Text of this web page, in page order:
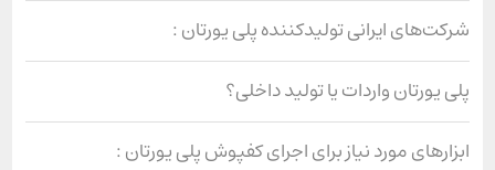
شرکت‌های ایرانی تولیدکننده پلی یورتان :
پلی یورتان واردات یا تولید داخلی؟
ابزارهای مورد نیاز برای اجرای کفپوش پلی یورتان :